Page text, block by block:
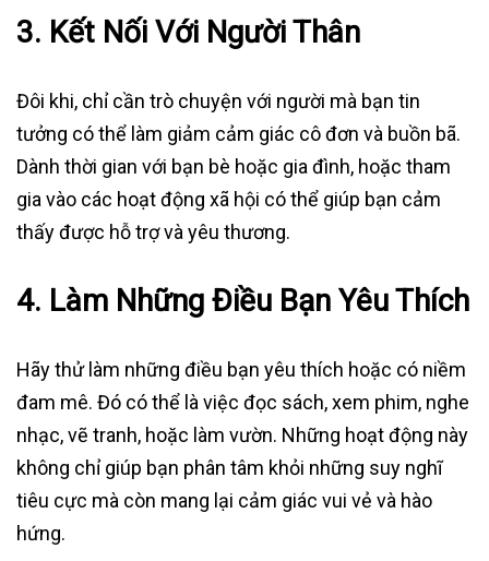
3. Kết Nối Với Người Thân
Đôi khi, chỉ cần trò chuyện với người mà bạn tin
tưởng có thể làm giảm cảm giác cô đơn và buồn bã.
Dành thời gian với bạn bè hoặc gia đình, hoặc tham
gia vào các hoạt động xã hội có thể giúp bạn cảm
thấy được hỗ trợ và yêu thương.
4. Làm Những Điều Bạn Yêu Thích
Hãy thử làm những điều bạn yêu thích hoặc có niềm
đam mê. Đó có thể là việc đọc sách, xem phim, nghe
nhạc, vẽ tranh, hoặc làm vườn. Những hoạt động này
không chỉ giúp bạn phân tâm khỏi những suy nghĩ
tiêu cực mà còn mang lại cảm giác vui vẻ và hào
hứng.